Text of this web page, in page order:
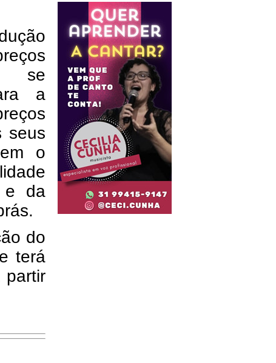
se
a
seus
o
e da
do
terá